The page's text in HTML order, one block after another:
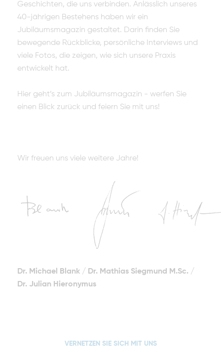
Geschichten, die uns verbinden. Anlässlich unseres
40-jährigen Bestehens haben wir ein
Jubiläumsmagazin gestaltet. Darin finden Sie
bewegende Rückblicke, persönliche Interviews und
viele Fotos, die zeigen, wie sich unsere Praxis
entwickelt hat.
Hier geht’s zum Jubiläumsmagazin - werfen Sie
einen Blick zurück und feiern Sie mit uns!
Wir freuen uns viele weitere Jahre!
Dr. Michael Blank / Dr. Mathias Siegmund M.Sc. /
Dr. Julian Hieronymus
VERNETZEN SIE SICH MIT UNS